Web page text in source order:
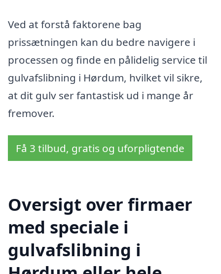
Ved at forstå faktorene bag
prissætningen kan du bedre navigere i
processen og finde en pålidelig service til
gulvafslibning i Hørdum, hvilket vil sikre,
at dit gulv ser fantastisk ud i mange år
fremover.
Få 3 tilbud, gratis og uforpligtende
Oversigt over firmaer
med speciale i
gulvafslibning i